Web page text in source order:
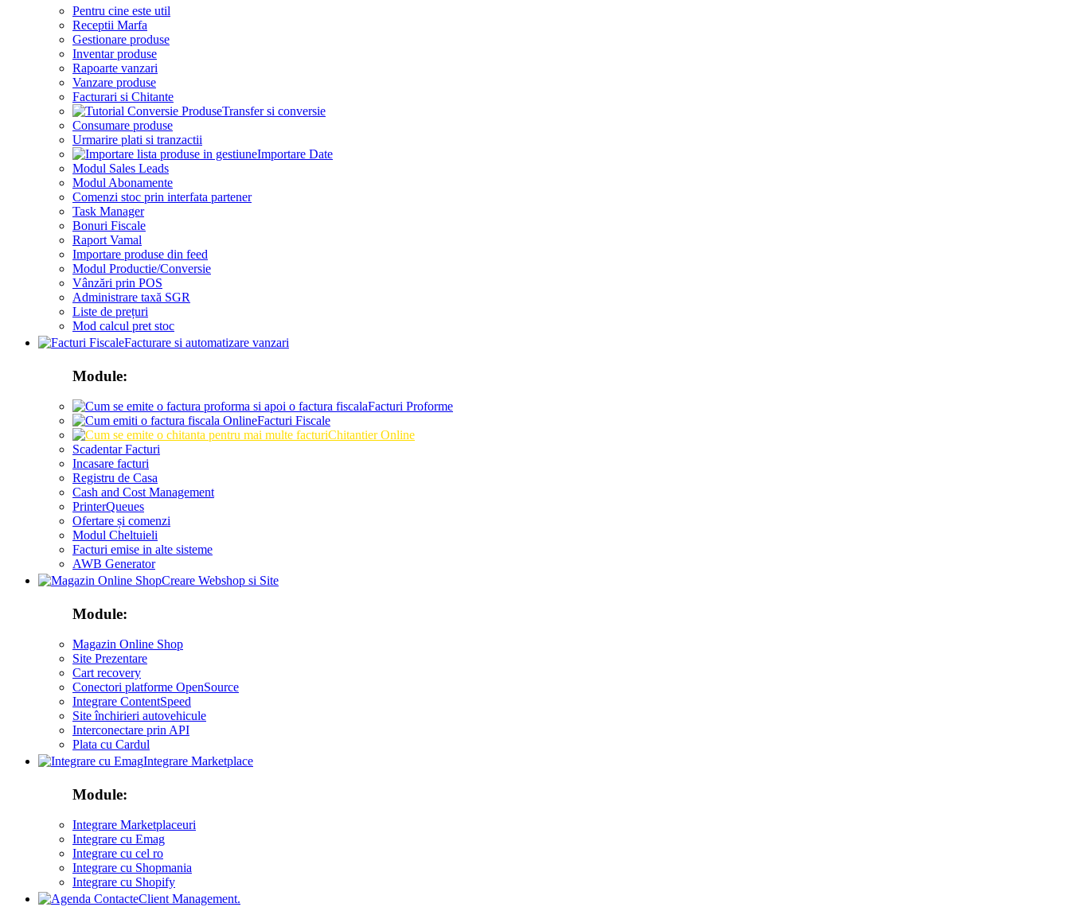
Pentru cine este util
Receptii Marfa
Gestionare produse
Inventar produse
Rapoarte vanzari
Vanzare produse
Facturari si Chitante
Transfer si conversie
Consumare produse
Urmarire plati si tranzactii
Importare Date
Modul Sales Leads
Modul Abonamente
Comenzi stoc prin interfata partener
Task Manager
Bonuri Fiscale
Raport Vamal
Importare produse din feed
Modul Productie/Conversie
Vânzări prin POS
Administrare taxă SGR
Liste de prețuri
Mod calcul pret stoc
Facturare si automatizare vanzari
Module:
Facturi Proforme
Facturi Fiscale
Chitantier Online
Scadentar Facturi
Incasare facturi
Registru de Casa
Cash and Cost Management
PrinterQueues
Ofertare și comenzi
Modul Cheltuieli
Facturi emise in alte sisteme
AWB Generator
Creare Webshop si Site
Module:
Magazin Online Shop
Site Prezentare
Cart recovery
Conectori platforme OpenSource
Integrare ContentSpeed
Site închirieri autovehicule
Interconectare prin API
Plata cu Cardul
Integrare Marketplace
Module:
Integrare Marketplaceuri
Integrare cu Emag
Integrare cu cel ro
Integrare cu Shopmania
Integrare cu Shopify
Client Management.